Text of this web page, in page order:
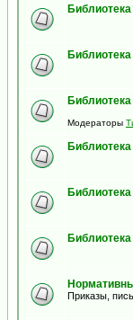
Модераторы
Приказы,